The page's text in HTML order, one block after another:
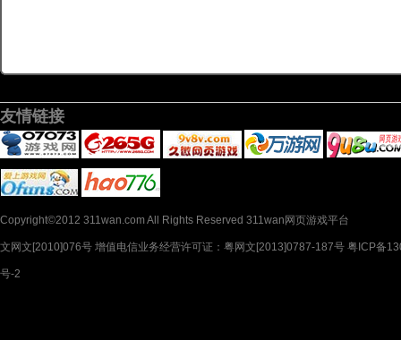
友情链接
Copyright©2012 311wan.com All Rights Reserved 311wan网页游戏平台
文网文[2010]076号 增值电信业务经营许可证：粤网文[2013]0787-187号 粤ICP备
号-2